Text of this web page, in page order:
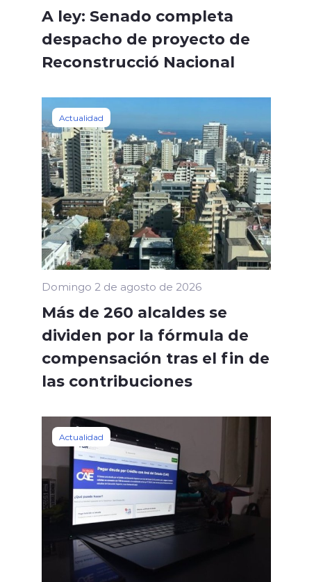
A ley: Senado completa
despacho de proyecto de
Reconstrucció Nacional
Actualidad
Domingo 2 de agosto de 2026
Más de 260 alcaldes se
dividen por la fórmula de
compensación tras el fin de
las contribuciones
Actualidad